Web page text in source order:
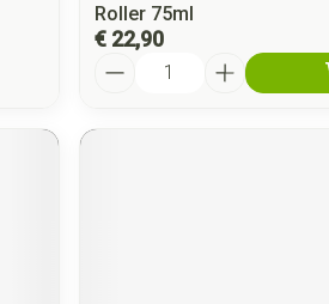
Roller 75ml
€ 22,90